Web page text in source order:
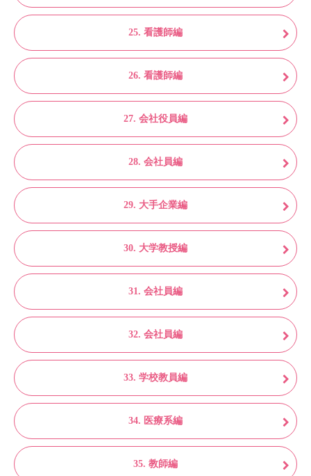
25. 看護師編
26. 看護師編
27. 会社役員編
28. 会社員編
29. 大手企業編
30. 大学教授編
31. 会社員編
32. 会社員編
33. 学校教員編
34. 医療系編
35. 教師編